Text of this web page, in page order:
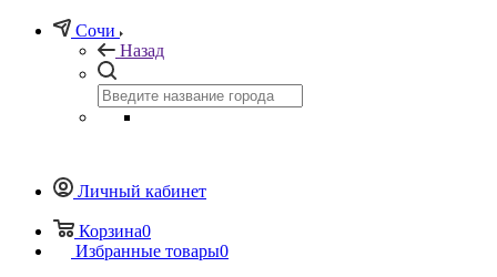
Сочи
Назад
Личный кабинет
Корзина0
Избранные товары0